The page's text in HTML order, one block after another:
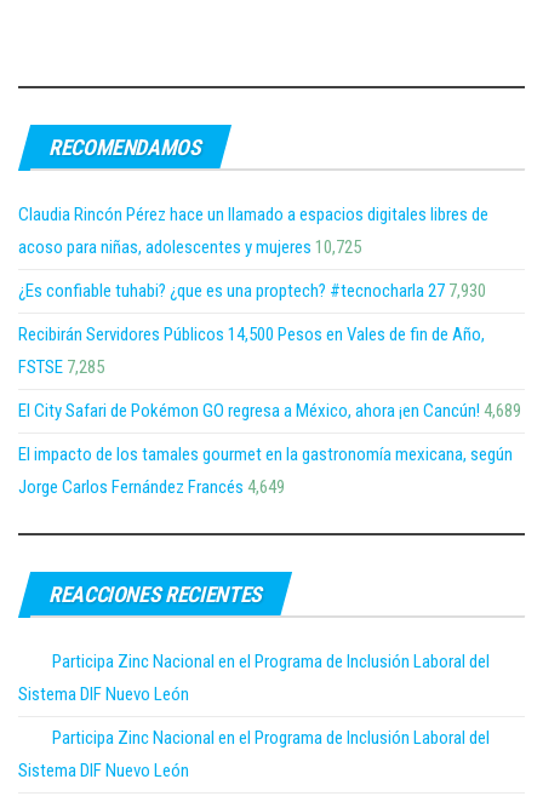
RECOMENDAMOS
Claudia Rincón Pérez hace un llamado a espacios digitales libres de
acoso para niñas, adolescentes y mujeres 10,725
¿Es confiable tuhabi? ¿que es una proptech? #tecnocharla 27 7,930
Recibirán Servidores Públicos 14,500 Pesos en Vales de fin de Año,
FSTSE 7,285
El City Safari de Pokémon GO regresa a México, ahora ¡en Cancún! 4,689
El impacto de los tamales gourmet en la gastronomía mexicana, según
Jorge Carlos Fernández Francés 4,649
REACCIONES RECIENTES
Participa Zinc Nacional en el Programa de Inclusión Laboral del
Sistema DIF Nuevo León
Participa Zinc Nacional en el Programa de Inclusión Laboral del
Sistema DIF Nuevo León